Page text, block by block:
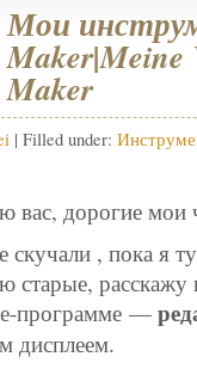
Мои
Maker
| Filled under:
вас, дорогие мои
скучали , пока я
старые,
программе —
дисплеем.